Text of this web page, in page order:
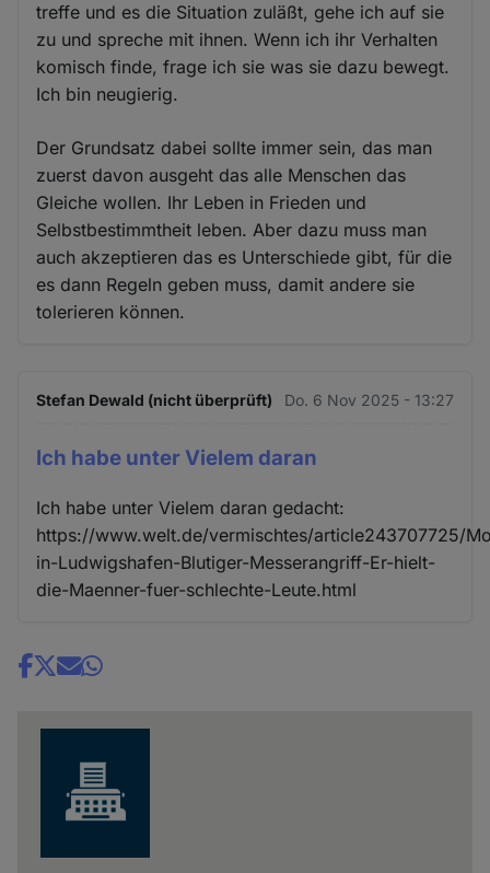
treffe und es die Situation zuläßt, gehe ich auf sie
zu und spreche mit ihnen. Wenn ich ihr Verhalten
komisch finde, frage ich sie was sie dazu bewegt.
Ich bin neugierig.
Der Grundsatz dabei sollte immer sein, das man
zuerst davon ausgeht das alle Menschen das
Gleiche wollen. Ihr Leben in Frieden und
Selbstbestimmtheit leben. Aber dazu muss man
auch akzeptieren das es Unterschiede gibt, für die
es dann Regeln geben muss, damit andere sie
tolerieren können.
Stefan Dewald (nicht überprüft) Do. 6 Nov 2025 - 13:27
Ich habe unter Vielem daran
Ich habe unter Vielem daran gedacht:
https://www.welt.de/vermischtes/article243707725/
in-Ludwigshafen-Blutiger-Messerangriff-Er-hielt-
die-Maenner-fuer-schlechte-Leute.html
Share